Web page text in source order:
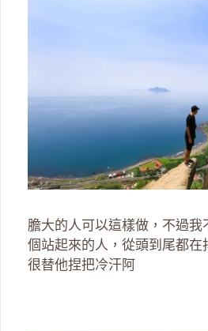
膽大的人可以這樣做，不過我
個站起來的人，從頭到尾都在
很替他捏把冷汗阿